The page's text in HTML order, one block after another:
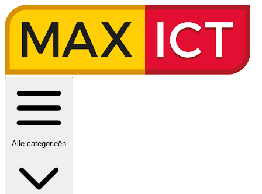
Alle categorieën